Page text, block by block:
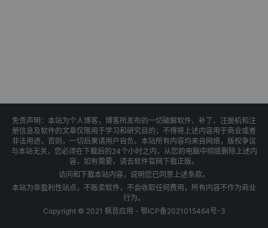
免责声明：本站为个人博客，博客所发布的一切破解软件、补丁、注册机和注
册信息及软件的文章仅限用于学习和研究目的；不得将上述内容用于商业或者
非法用途，否则，一切后果请用户自负。本站所有内容均来自网络，版权争议
与本站无关，您必须在下载后的24个小时之内，从您的电脑中彻底删除上述内
容，如有需要，请去软件官网下载正版。
访问和下载本站内容，说明您已同意上述条款。
本站为非盈利性站点，不贩卖软件，不会收取任何费用，所有内容不作为商业
行为。
Copyright © 2021 枫音应用 - 鄂ICP备2021015464号-3